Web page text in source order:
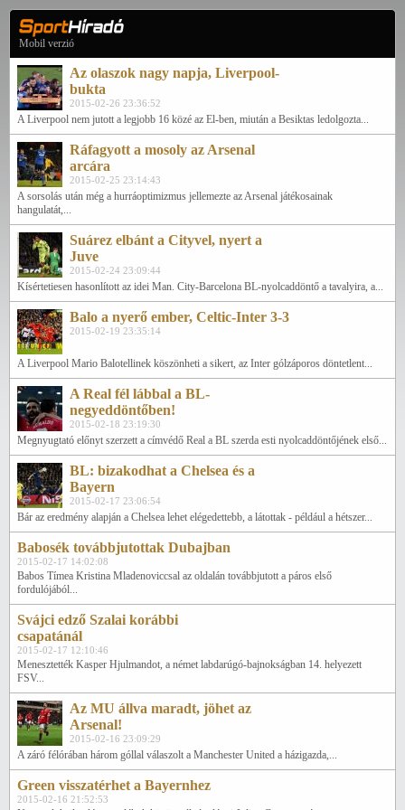
Mobil verzió
Az olaszok nagy napja, Liverpool-
bukta
2015-02-26 23:36:52
A Liverpool nem jutott a legjobb 16 közé az El-ben, miután a Besiktas ledolgozta...
Ráfagyott a mosoly az Arsenal
arcára
2015-02-25 23:14:43
A sorsolás után még a hurráoptimizmus jellemezte az Arsenal játékosainak
hangulatát,...
Suárez elbánt a Cityvel, nyert a
Juve
2015-02-24 23:09:44
Kísértetiesen hasonlított az idei Man. City-Barcelona BL-nyolcaddöntő a tavalyira, a...
Balo a nyerő ember, Celtic-Inter 3-3
2015-02-19 23:35:14
A Liverpool Mario Balotellinek köszönheti a sikert, az Inter gólzáporos döntetlent...
A Real fél lábbal a BL-
negyeddöntőben!
2015-02-18 23:19:30
Megnyugtató előnyt szerzett a címvédő Real a BL szerda esti nyolcaddöntőjének első...
BL: bizakodhat a Chelsea és a
Bayern
2015-02-17 23:06:54
Bár az eredmény alapján a Chelsea lehet elégedettebb, a látottak - például a hétszer...
Babosék továbbjutottak Dubajban
2015-02-17 14:02:08
Babos Tímea Kristina Mladenoviccsal az oldalán továbbjutott a páros első
fordulójából...
Svájci edző Szalai korábbi
csapatánál
2015-02-17 12:10:46
Menesztették Kasper Hjulmandot, a német labdarúgó-bajnokságban 14. helyezett
FSV...
Az MU állva maradt, jöhet az
Arsenal!
2015-02-16 23:09:29
A záró félórában három góllal válaszolt a Manchester United a házigazda,...
Green visszatérhet a Bayernhez
2015-02-16 21:52:53